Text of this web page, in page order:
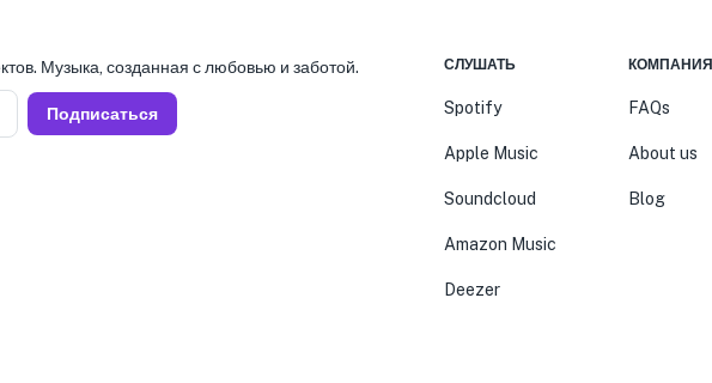
Музыка, созданная с любовью и заботой.
Подписаться
СЛУШАТЬ
Spotify
Apple Music
Soundcloud
Amazon Music
Deezer
КОМПАНИЯ
FAQs
About us
Blog